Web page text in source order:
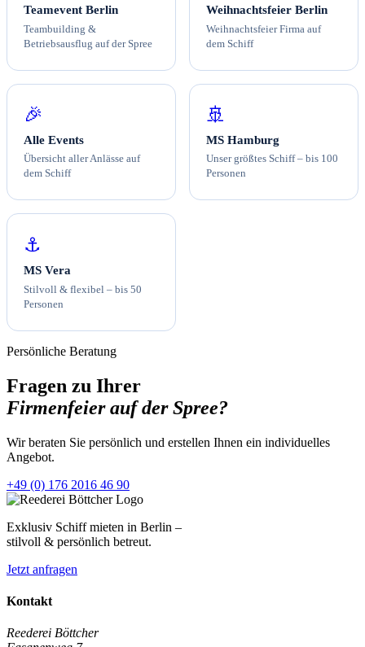
Teamevent Berlin
Teambuilding &
Betriebsausflug auf der Spree
Weihnachtsfeier Berlin
Weihnachtsfeier Firma auf
dem Schiff
🎉
Alle Events
Übersicht aller Anlässe auf
dem Schiff
🚢
MS Hamburg
Unser größtes Schiff – bis 100
Personen
⚓
MS Vera
Stilvoll & flexibel – bis 50
Personen
Persönliche Beratung
Fragen zu Ihrer
Firmenfeier auf der Spree?
Wir beraten Sie persönlich und erstellen Ihnen ein individuelles
Angebot.
+49 (0) 176 2016 46 90
Exklusiv Schiff mieten in Berlin –
stilvoll & persönlich betreut.
Jetzt anfragen
Kontakt
Reederei Böttcher